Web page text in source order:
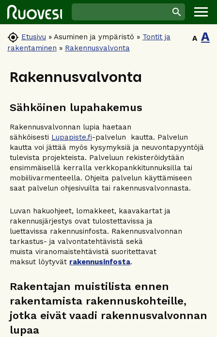
 Etusivu » Asuminen ja ympäristö » Tontit ja
rakentaminen » Rakennusvalvonta
A A
Rakennusvalvonta
Sähköinen lupahakemus
Rakennusvalvonnan lupia haetaan
sähköisesti Lupapiste.fi-palvelun kautta. Palvelun
kautta voi jättää myös kysymyksiä ja neuvontapyyntöjä
tulevista projekteista. Palveluun rekisteröidytään
ensimmäisellä kerralla verkkopankkitunnuksilla tai
mobiilivarmenteella. Ohjeita palvelun käyttämiseen
saat palvelun ohjesivuilta tai rakennusvalvonnasta.
Luvan hakuohjeet, lomakkeet, kaavakartat ja
rakennusjärjestys ovat tulostettavissa ja
luettavissa rakennusinfosta. Rakennusvalvonnan
tarkastus- ja valvontatehtävistä sekä
muista viranomaistehtävistä suoritettavat
maksut löytyvät rakennusinfosta.
Rakentajan muistilista ennen
rakentamista rakennuskohteille,
jotka eivät vaadi rakennusvalvonnan
lupaa